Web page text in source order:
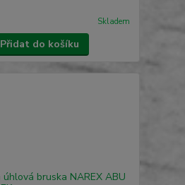
Skladem
Přidat do košíku